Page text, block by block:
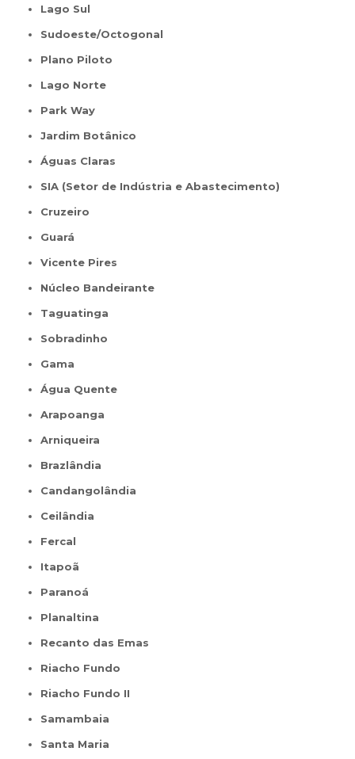
Lago Sul
Sudoeste/Octogonal
Plano Piloto
Lago Norte
Park Way
Jardim Botânico
Águas Claras
SIA (Setor de Indústria e Abastecimento)
Cruzeiro
Guará
Vicente Pires
Núcleo Bandeirante
Taguatinga
Sobradinho
Gama
Água Quente
Arapoanga
Arniqueira
Brazlândia
Candangolândia
Ceilândia
Fercal
Itapoã
Paranoá
Planaltina
Recanto das Emas
Riacho Fundo
Riacho Fundo II
Samambaia
Santa Maria